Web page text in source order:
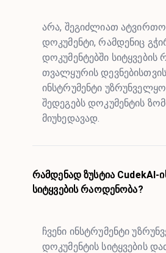
არა, შეგიძლიათ
დოკუმენტი, რამდენიც
დოკუმენტებში
თვალყურის
ინსტრუმენტი
შედეგებს დოკუმენტის
მიუხედავად.
რამდენად ზუსტია CudekAI-
სიტყვების რაოდენობა?
ჩვენი ინსტრუმენტი
დოკუმენტის სიტყვების